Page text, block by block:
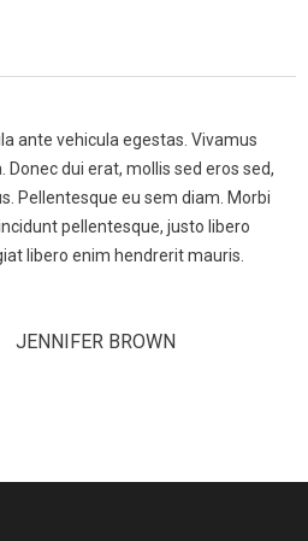
ante vehicula egestas. Vivamus
dui erat, mollis sed eros sed,
Pellentesque eu sem diam. Morbi
pellentesque, justo libero
libero enim hendrerit mauris.
JENNIFER BROWN